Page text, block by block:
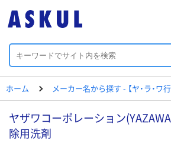
ホーム メーカー名から探す - 【ヤ・ラ・ワ行
ヤザワコーポレーション
除用洗剤